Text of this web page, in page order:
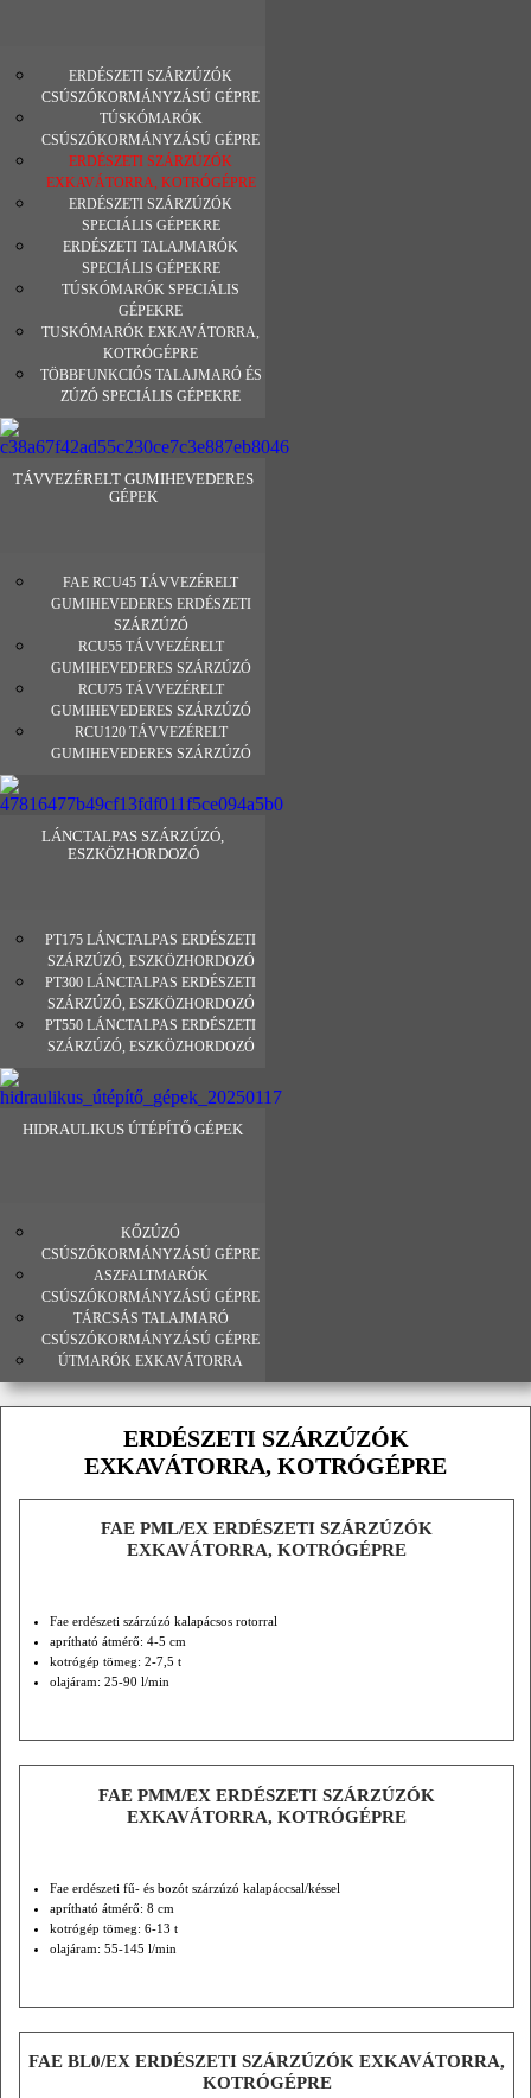
ERDÉSZETI SZÁRZÚZÓK
CSÚSZÓKORMÁNYZÁSÚ GÉPRE
TÚSKÓMARÓK
CSÚSZÓKORMÁNYZÁSÚ GÉPRE
ERDÉSZETI SZÁRZÚZÓK
EXKAVÁTORRA, KOTRÓGÉPRE
ERDÉSZETI SZÁRZÚZÓK
SPECIÁLIS GÉPEKRE
ERDÉSZETI TALAJMARÓK
SPECIÁLIS GÉPEKRE
TÚSKÓMARÓK SPECIÁLIS
GÉPEKRE
TUSKÓMARÓK EXKAVÁTORRA,
KOTRÓGÉPRE
TÖBBFUNKCIÓS TALAJMARÓ ÉS
ZÚZÓ SPECIÁLIS GÉPEKRE
TÁVVEZÉRELT GUMIHEVEDERES
GÉPEK
FAE RCU45 TÁVVEZÉRELT
GUMIHEVEDERES ERDÉSZETI
SZÁRZÚZÓ
RCU55 TÁVVEZÉRELT
GUMIHEVEDERES SZÁRZÚZÓ
RCU75 TÁVVEZÉRELT
GUMIHEVEDERES SZÁRZÚZÓ
RCU120 TÁVVEZÉRELT
GUMIHEVEDERES SZÁRZÚZÓ
LÁNCTALPAS SZÁRZÚZÓ,
ESZKÖZHORDOZÓ
PT175 LÁNCTALPAS ERDÉSZETI
SZÁRZÚZÓ, ESZKÖZHORDOZÓ
PT300 LÁNCTALPAS ERDÉSZETI
SZÁRZÚZÓ, ESZKÖZHORDOZÓ
PT550 LÁNCTALPAS ERDÉSZETI
SZÁRZÚZÓ, ESZKÖZHORDOZÓ
HIDRAULIKUS ÚTÉPÍTŐ GÉPEK
KŐZÚZÓ
CSÚSZÓKORMÁNYZÁSÚ GÉPRE
ASZFALTMARÓK
CSÚSZÓKORMÁNYZÁSÚ GÉPRE
TÁRCSÁS TALAJMARÓ
CSÚSZÓKORMÁNYZÁSÚ GÉPRE
ÚTMARÓK EXKAVÁTORRA
ERDÉSZETI SZÁRZÚZÓK
EXKAVÁTORRA, KOTRÓGÉPRE
FAE PML/EX ERDÉSZETI SZÁRZÚZÓK
EXKAVÁTORRA, KOTRÓGÉPRE
Fae erdészeti szárzúzó kalapácsos rotorral
aprítható átmérő: 4-5 cm
kotrógép tömeg: 2-7,5 t
olajáram: 25-90 l/min
FAE PMM/EX ERDÉSZETI SZÁRZÚZÓK
EXKAVÁTORRA, KOTRÓGÉPRE
Fae erdészeti fű- és bozót szárzúzó kalapáccsal/késsel
aprítható átmérő: 8 cm
kotrógép tömeg: 6-13 t
olajáram: 55-145 l/min
FAE BL0/EX ERDÉSZETI SZÁRZÚZÓK EXKAVÁTORRA,
KOTRÓGÉPRE